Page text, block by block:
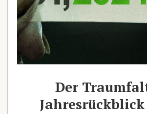
Der
Jahresrückblick